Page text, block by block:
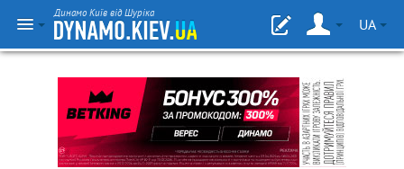
Динамо Київ від Шуріка
UA